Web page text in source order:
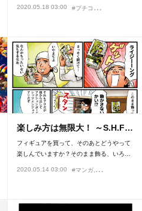
#フィギュアあるある #魔神ぐり子
2020.05.18 03:00 #
プチコーナー
#うめだまりこ
楽しみ方は無限大！ ～S.H.F…
フィギュアを買って、そのあとどうやって
楽しんでいますか？そのまま飾る、いろ…
2020.05.14 03:00 #マンガ #仮面ライダー